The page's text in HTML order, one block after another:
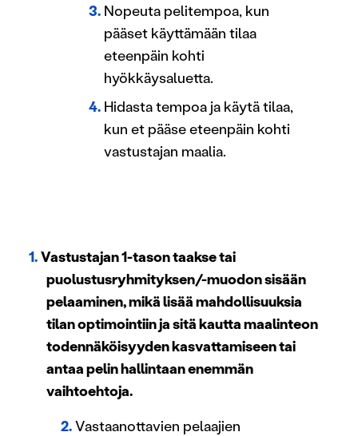
Nopeuta pelitempoa, kun
pääset käyttämään tilaa
eteenpäin kohti
hyökkäysaluetta.
Hidasta tempoa ja käytä tilaa,
kun et pääse eteenpäin kohti
vastustajan maalia.
Vastustajan 1-tason taakse tai
puolustusryhmityksen/-muodon sisään
pelaaminen, mikä lisää mahdollisuuksia
tilan optimointiin ja sitä kautta maalinteon
todennäköisyyden kasvattamiseen tai
antaa pelin hallintaan enemmän
vaihtoehtoja.
Vastaanottavien pelaajien